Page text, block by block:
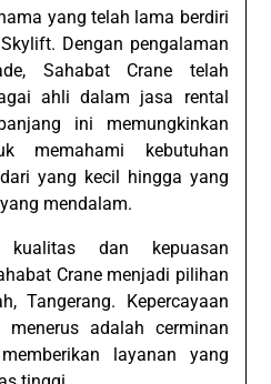
yang telah lama berdiri
Dengan pengalaman
Sahabat Crane telah
ahli dalam jasa rental
ini memungkinkan
memahami kebutuhan
yang kecil hingga yang
mendalam.
kualitas dan kepuasan
Crane menjadi pilihan
Tangerang. Kepercayaan
adalah cerminan
layanan yang